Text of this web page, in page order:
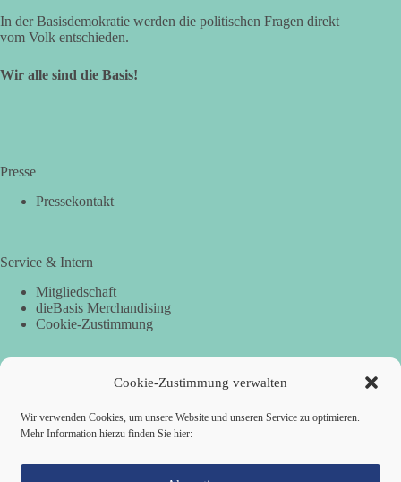
Cookie-Zustimmung verwalten
Wir verwenden Cookies, um unsere Website und unseren Service zu optimieren.
Mehr Information hierzu finden Sie hier:
In der Basisdemokratie werden die politischen Fragen direkt
vom Volk entschieden.
Wir alle sind die Basis!
Presse
Pressekontakt
Service & Intern
Mitgliedschaft
dieBasis Merchandising
Cookie-Zustimmung
Per Banküberweisung:
IBAN: DE87 2019 0003 0002 2499 01